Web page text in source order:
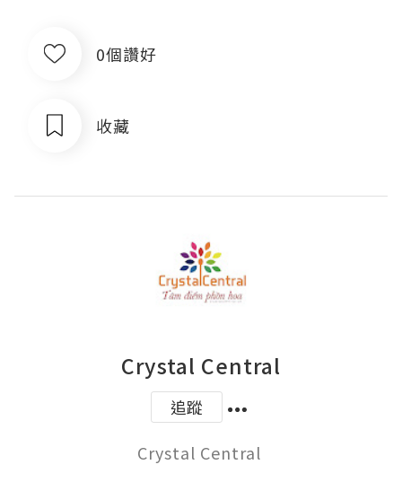
0個讚好
收藏
Crystal Central
追蹤
Crystal Central